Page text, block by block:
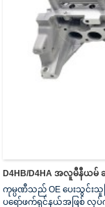
D4HB/D4HA အလူမီနီယမ်
ကုမ္ပဏီသည် OE ပေးသွင်းသူဖ
ပရော်ဖက်ရှင်နယ်အဖြစ်